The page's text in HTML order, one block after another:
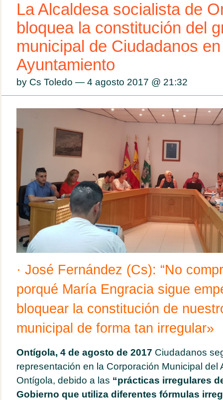
La Alcaldesa socialista de
bloquea la constitución del
municipal de Ciudadanos
Ayuntamiento
by Cs Toledo — 4 agosto 2017 @ 21:32
· José Fernández (Cs): “No
porqué María Engracia sigue
bloquear la constitución de
municipal de forma tan irregular»
Ontígola, 4 de agosto de 2017 Ciudadanos
representación en la Corporación Municipal del
Ontígola, debido a las “prácticas irregulares
Gobierno que utiliza diferentes fórmulas